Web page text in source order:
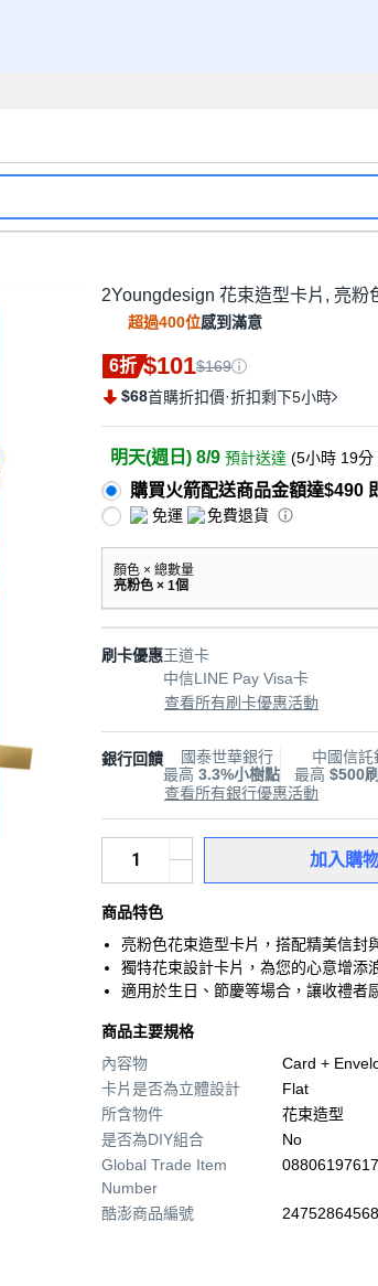
2Youngdesign 花束造型卡片, 亮粉
超過400位感到滿意
6折 $101$169
$68首購折扣價·折扣剩下5小時
明天(週日) 8/9 預計送達 (5小時 19分
購買火箭配送商品金額達$490
免運 免費退貨
顏色 × 總數量
亮粉色 × 1個
刷卡優惠王道卡
中信LINE Pay Visa卡
查看所有刷卡優惠活動
銀行回饋
國泰世華銀行
最高 3.3%小樹點
中國信託
最高 $500
查看所有銀行優惠活動
加入購
商品特色
亮粉色花束造型卡片，搭配精美信封
獨特花束設計卡片，為您的心意增添
適用於生日、節慶等場合，讓收禮者
商品主要規格
內容物
Card +
卡片是否為立體設計
Flat
所含物件
花束造型
是否為DIY組合
No
Global Trade Item
Number
酷澎商品編號